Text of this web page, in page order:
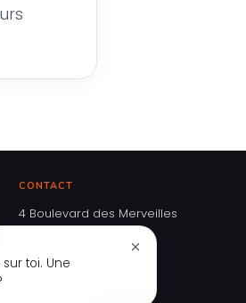
CONTACT
4 Boulevard des Merveilles
95800 Cergy
01 34 46 90 90
toi. Une